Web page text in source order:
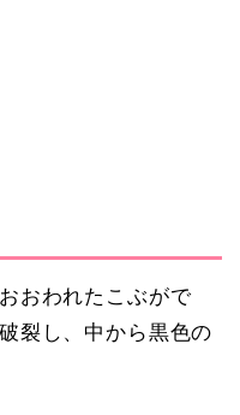
おわれたこぶがで
裂し、中から黒色の